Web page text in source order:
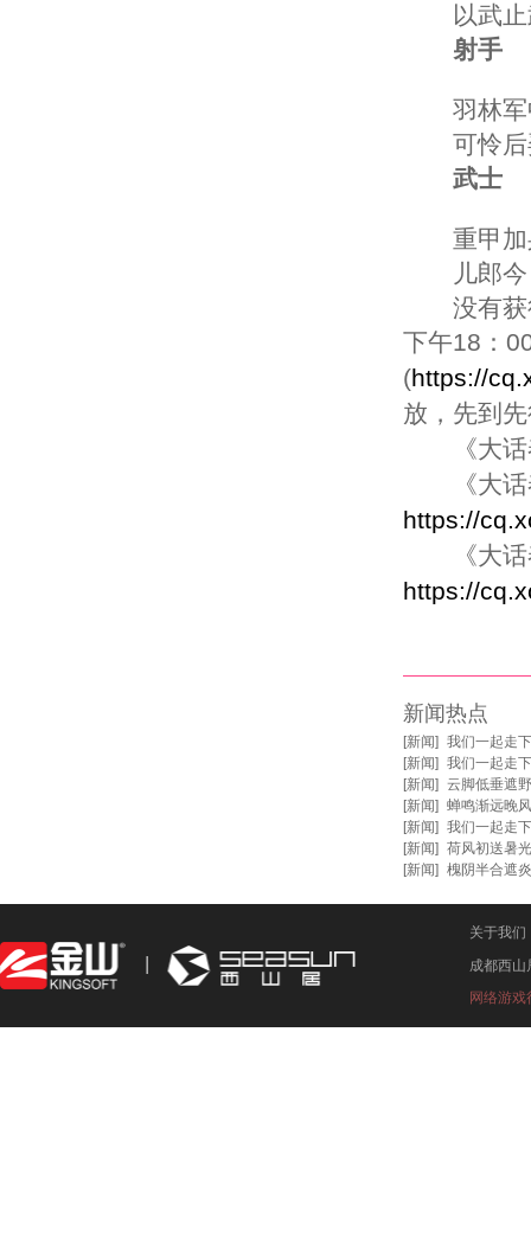
以武止
射手
羽林军
可怜后
武士
重甲加
儿郎今
没有获得
下午18：
(https://
放，先到
《大话
《大话
https://
《大话
https://
新闻热点
[新闻] 我们一起走
[新闻] 我们一起走
[新闻] 云脚低垂遮
[新闻] 蝉鸣渐远晚
[新闻] 我们一起走
[新闻] 荷风初送暑
[新闻] 槐阴半合遮
关于我们
成都西山
网络游